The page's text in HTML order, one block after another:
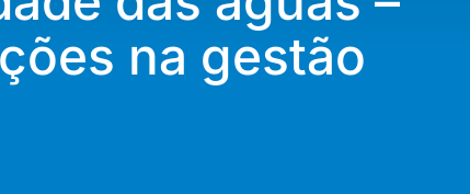
na gestão